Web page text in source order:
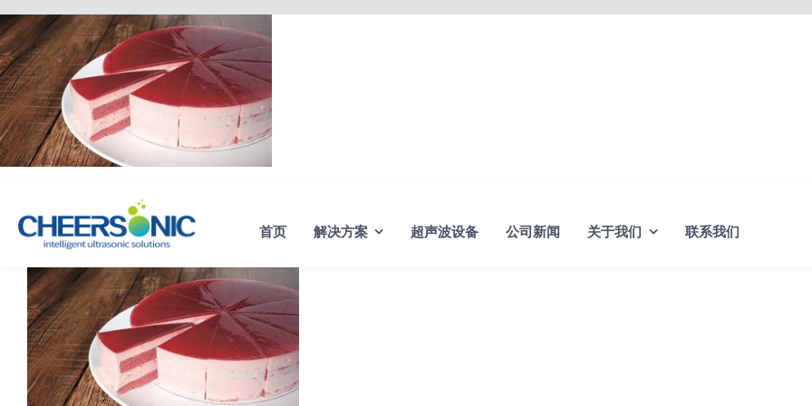
Skip
to
content
首页 解决方案 超声波设备 公司新闻 关于我们 联系我们